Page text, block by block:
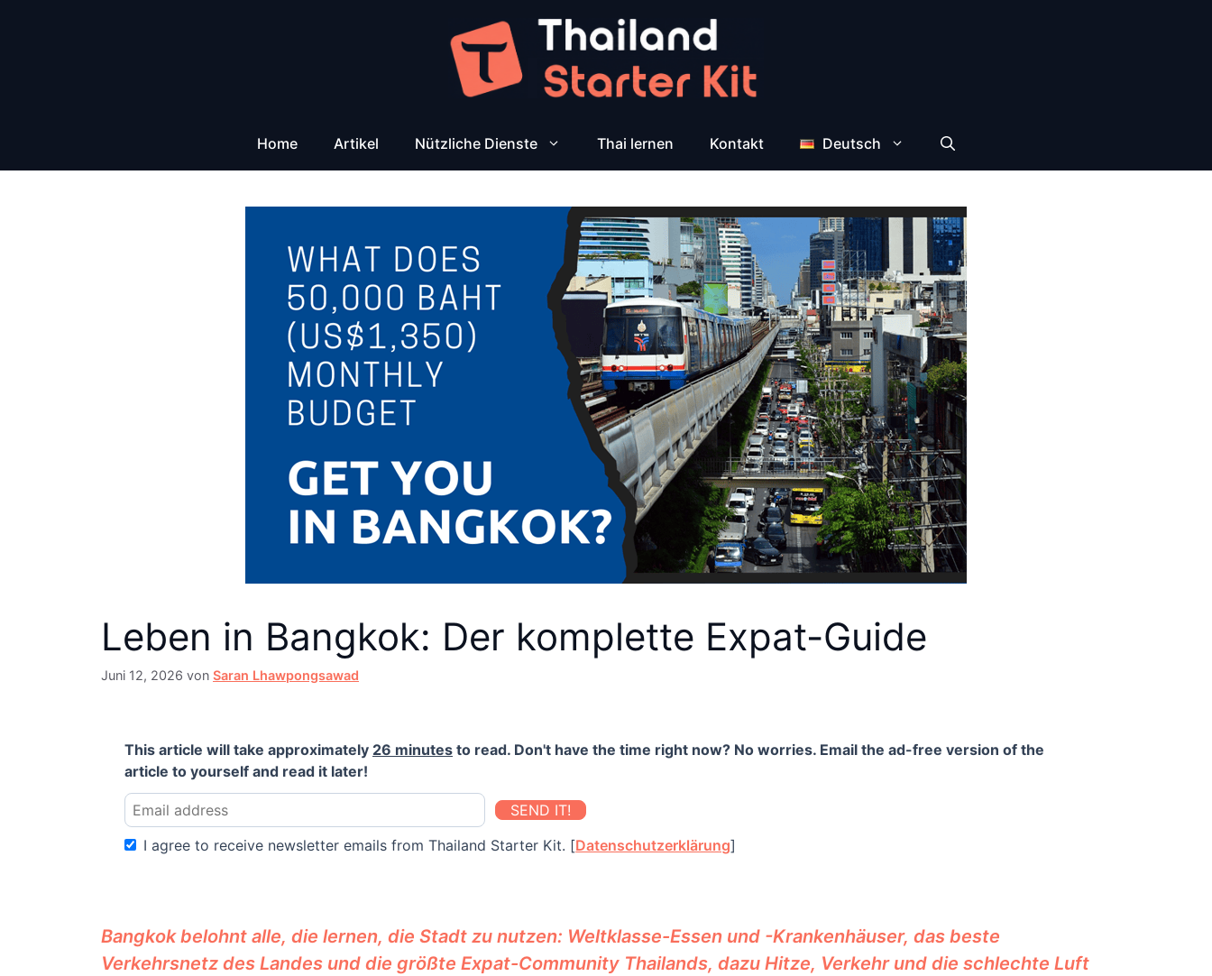
Home Artikel Nützliche Dienste Thai lernen Kontakt Deutsch
Leben in Bangkok: Der komplette Expat-Guide
Juni 12, 2026 von Saran Lhawpongsawad
This article will take approximately 26 minutes to read. Don't have the time right now? No worries. Email the ad-free version of the
article to yourself and read it later!
SEND IT!
I agree to receive newsletter emails from Thailand Starter Kit. [Datenschutzerklärung]
Bangkok belohnt alle, die lernen, die Stadt zu nutzen: Weltklasse-Essen und -Krankenhäuser, das beste
Verkehrsnetz des Landes und die größte Expat-Community Thailands, dazu Hitze, Verkehr und die schlechte Luft